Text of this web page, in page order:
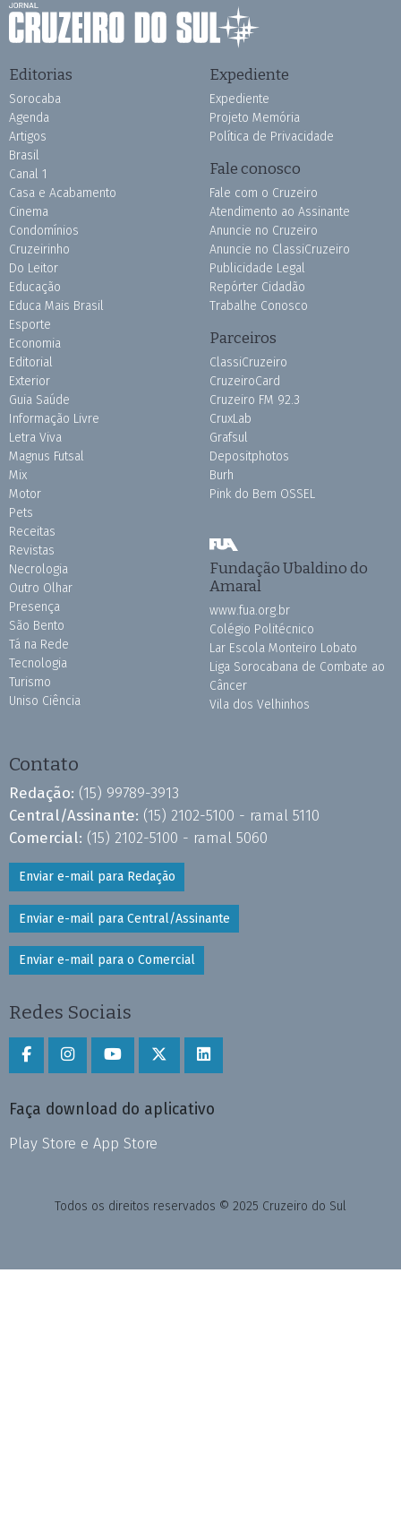
Editorias
Sorocaba
Agenda
Artigos
Brasil
Canal 1
Casa e Acabamento
Cinema
Condomínios
Cruzeirinho
Do Leitor
Educação
Educa Mais Brasil
Esporte
Economia
Editorial
Exterior
Guia Saúde
Informação Livre
Letra Viva
Magnus Futsal
Mix
Motor
Pets
Receitas
Revistas
Necrologia
Outro Olhar
Presença
São Bento
Tá na Rede
Tecnologia
Turismo
Uniso Ciência
Expediente
Expediente
Projeto Memória
Política de Privacidade
Fale conosco
Fale com o Cruzeiro
Atendimento ao Assinante
Anuncie no Cruzeiro
Anuncie no ClassiCruzeiro
Publicidade Legal
Repórter Cidadão
Trabalhe Conosco
Parceiros
ClassiCruzeiro
CruzeiroCard
Cruzeiro FM 92.3
CruxLab
Grafsul
Depositphotos
Burh
Pink do Bem OSSEL
Fundação Ubaldino do
Amaral
www.fua.org.br
Colégio Politécnico
Lar Escola Monteiro Lobato
Liga Sorocabana de Combate ao
Câncer
Vila dos Velhinhos
Contato
Redação: (15) 99789-3913
Central/Assinante: (15) 2102-5100 - ramal 5110
Comercial: (15) 2102-5100 - ramal 5060
Enviar e-mail para Redação
Enviar e-mail para Central/Assinante
Enviar e-mail para o Comercial
Redes Sociais
Faça download do aplicativo
Play Store e App Store
Todos os direitos reservados © 2025 Cruzeiro do Sul